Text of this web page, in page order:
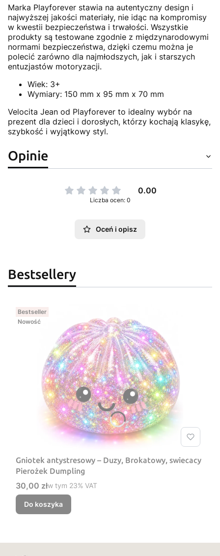
Marka Playforever stawia na autentyczny design i
najwyższej jakości materiały, nie idąc na kompromisy
w kwestii bezpieczeństwa i trwałości. Wszystkie
produkty są testowane zgodnie z międzynarodowymi
normami bezpieczeństwa, dzięki czemu można je
polecić zarówno dla najmłodszych, jak i starszych
entuzjastów motoryzacji.
Wiek: 3+
Wymiary: 150 mm x 95 mm x 70 mm
Velocita Jean od Playforever to idealny wybór na
prezent dla dzieci i dorosłych, którzy kochają klasykę,
szybkość i wyjątkowy styl.
Opinie
0.00
Liczba ocen: 0
Oceń i opisz
Bestsellery
Bestseller
Nowość
Gniotek antystresowy – Duzy, Brokatowy, swiecacy
Pierożek Dumpling
Cena brutto
30,00 złw tym %s VAT
w tym 23% VAT
Do koszyka